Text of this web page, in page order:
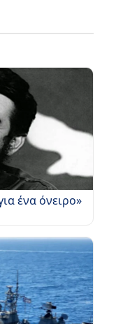
ένα όνειρο»